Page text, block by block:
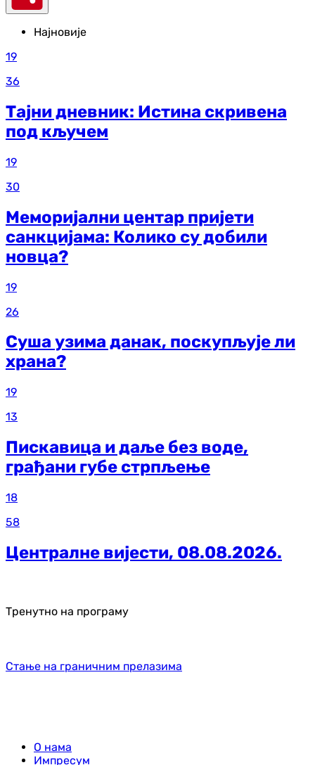
Најновије
19
36
Тајни дневник: Истина скривена
под кључем
19
30
Меморијални центар пријети
санкцијама: Колико су добили
новца?
19
26
Суша узима данак, поскупљује ли
храна?
19
13
Пискавица и даље без воде,
грађани губе стрпљење
18
58
Централне вијести, 08.08.2026.
Тренутно на програму
Стање на граничним прелазима
О нама
Импресум